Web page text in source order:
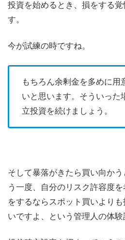
投資を始めるとき、損をする
す。
今が試練の時ですね。
もちろん余剰金を多めに用
いと思います。そういった
立投資を続けましょう。
そして暴落がきたら買い向か
う一度、自分のリスク許容度
をするならスポット買いより
いですよ、という管理人の体験